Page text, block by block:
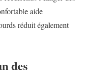
aide
réduit également
des